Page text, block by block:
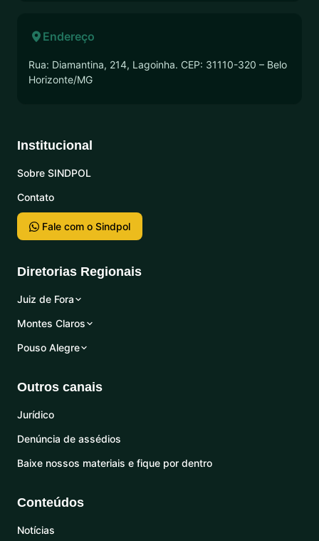
Endereço
Rua: Diamantina, 214, Lagoinha. CEP: 31110-320 – Belo
Horizonte/MG
Institucional
Sobre SINDPOL
Contato
Fale com o Sindpol
Diretorias Regionais
Juiz de Fora
Montes Claros
Pouso Alegre
Outros canais
Jurídico
Denúncia de assédios
Baixe nossos materiais e fique por dentro
Conteúdos
Notícias